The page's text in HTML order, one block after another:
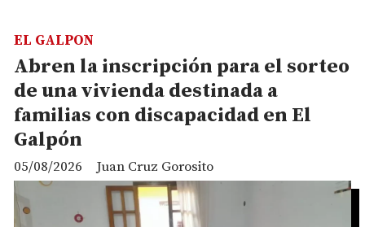
Abren la inscripción para el sorteo
de una vivienda destinada a
familias con discapacidad en El
Galpón
Juan Cruz Gorosito
EL GALPON
05/08/2026